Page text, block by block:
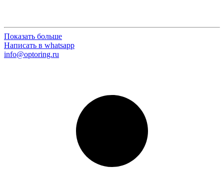
Показать больше
Написать в whatsapp
info@optoring.ru